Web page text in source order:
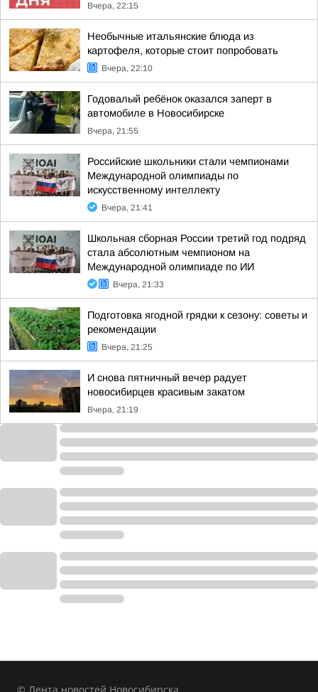
Вчера, 22:15
Необычные итальянские блюда из
картофеля, которые стоит попробовать
Вчера, 22:10
Годовалый ребёнок оказался заперт в
автомобиле в Новосибирске
Вчера, 21:55
Российские школьники стали чемпионами
Международной олимпиады по
искусственному интеллекту
Вчера, 21:41
Школьная сборная России третий год подряд
стала абсолютным чемпионом на
Международной олимпиаде по ИИ
Вчера, 21:33
Подготовка ягодной грядки к сезону: советы и
рекомендации
Вчера, 21:25
И снова пятничный вечер радует
новосибирцев красивым закатом
Вчера, 21:19